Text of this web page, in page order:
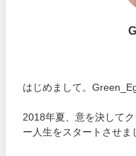
はじめまして。
2018年夏、意を決して
ー人生をスタートさせま